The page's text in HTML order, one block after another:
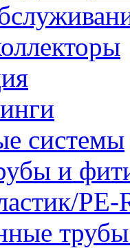
системы
и